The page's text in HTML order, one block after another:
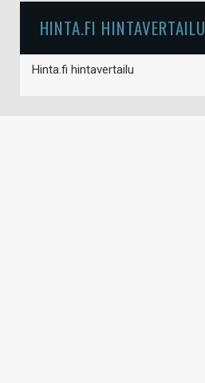
HINTA.FI HINTAVERTAILU
Hinta.fi hintavertailu